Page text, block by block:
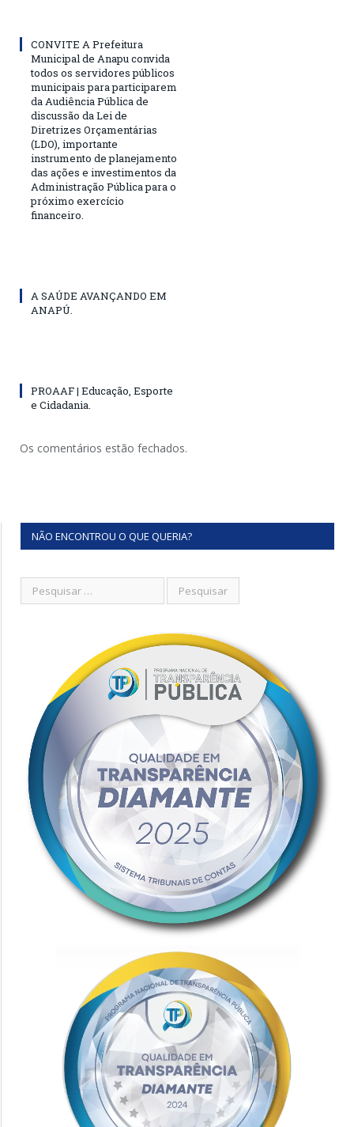
CONVITE A Prefeitura
Municipal de Anapu convida
todos os servidores públicos
municipais para participarem
da Audiência Pública de
discussão da Lei de
Diretrizes Orçamentárias
(LDO), importante
instrumento de planejamento
das ações e investimentos da
Administração Pública para o
próximo exercício
financeiro.
A SAÚDE AVANÇANDO EM
ANAPÚ.
PROAAF | Educação, Esporte
e Cidadania.
Os comentários estão fechados.
NÃO ENCONTROU O QUE QUERIA?